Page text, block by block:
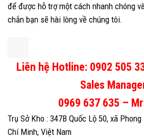
để được hỗ trợ một cách nhanh chóng
chắn bạn sẽ hài lòng về chúng tôi.
Liên hệ Hotline: 0902 505
Sales
0969 637 635 –
Trụ Sở Kho : 347B Quốc Lộ 50, xã
Chí Minh, Việt Nam